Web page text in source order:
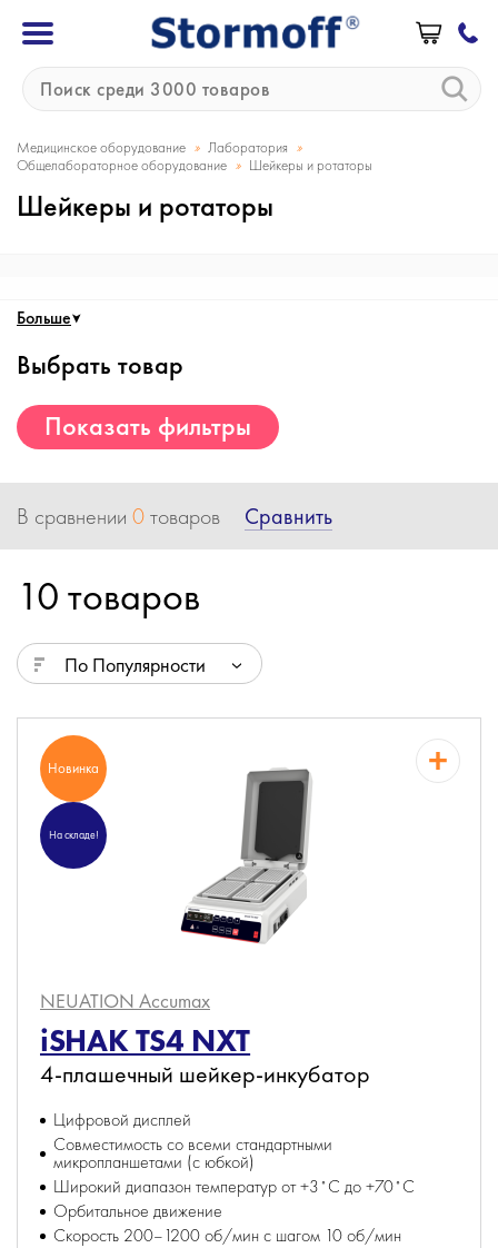
Медицинское оборудование » Лаборатория »
Общелабораторное оборудование » Шейкеры и ротаторы
Шейкеры и ротаторы
Больше
Выбрать товар
Показать фильтры
В сравнении 0товаров Сравнить
10 товаров
По Популярности
Новинка
На складе!
NEUATION Accumax
iSHAK TS4 NXT
4-плашечный шейкер-инкубатор
Цифровой дисплей
Совместимость со всеми стандартными
микропланшетами (с юбкой)
Широкий диапазон температур от +3˚С до +70˚С
Орбитальное движение
Скорость 200–1200 об/мин с шагом 10 об/мин